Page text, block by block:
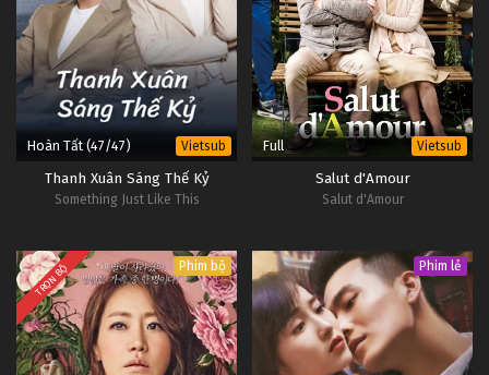
Hoàn Tất (47/47) Vietsub
Thanh Xuân Sáng Thế Kỷ
Something Just Like This
Full Vietsub
Salut d'Amour
Salut d'Amour
TRỌN BỘ Phim bộ Phim lẻ